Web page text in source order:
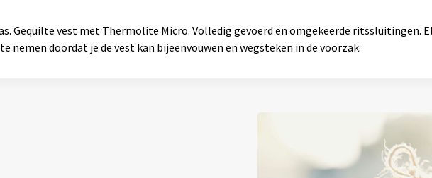
Gequilte vest met Thermolite Micro. Volledig gevoerd en omgekeerde ritssluitingen.
nemen doordat je de vest kan bijeenvouwen en wegsteken in de voorzak.